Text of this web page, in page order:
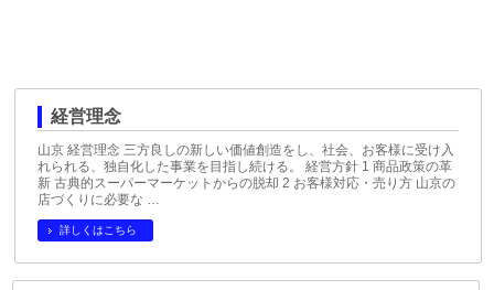
経営理念
山京 経営理念 三方良しの新しい価値創造をし、社会、お客様に受け入
れられる、独自化した事業を目指し続ける。 経営方針 1 商品政策の革
新 古典的スーパーマーケットからの脱却 2 お客様対応・売り方 山京の
店づくりに必要な …
詳しくはこちら